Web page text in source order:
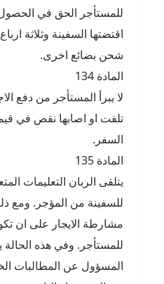
للمستأجر الحق في
اقتضتها السفينة وثلاثة
شحن بضائع اخرى.
المادة 134
لا يبرأ المستأجر من دفع
تلفت او اصابها نقص في
السفر.
المادة 135
يتلقى الربان التعليمات
للسفينة من المؤجر. ومع
مشارطة الايجار على ان
للمستأجر. وفي هذه
المسؤول عن المطالبات